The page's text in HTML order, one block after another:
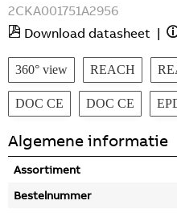
2CKA001751A2956
Download datasheet |
360° view REACH
DOC CE DOC CE
Algemene informatie
Assortiment
Bestelnummer